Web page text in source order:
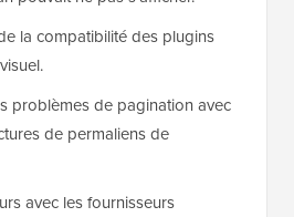
la compatibilité des plugins
problèmes de pagination avec
de permaliens de
avec les fournisseurs